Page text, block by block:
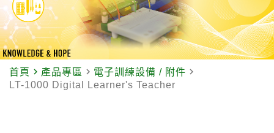
首頁 navigate_next 產品專區 navigate_next 電子訓練設備 / 附件 navigate_next
LT-1000 Digital Learner's Teacher